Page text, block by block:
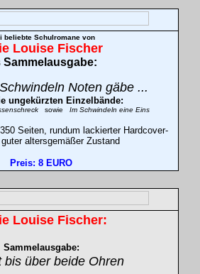
beliebte Schulromanevon
Louise Fischer
Sammelausgabe:
Noten gäbe ...
ungekürzten Einzelbände:
sowie Im Schwindeln eine Eins
Seiten, rundum lackierter Hardcover-
altersgemäßer Zustand
Preis: 8 EURO
Louise Fischer:
Sammelausgabe:
bis über beide Ohren